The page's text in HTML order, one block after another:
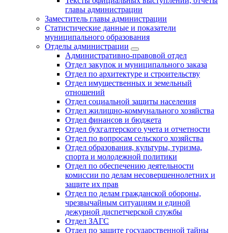
главы администрации
Заместитель главы администрации
Статистические данные и показатели
муниципального образования
Отделы администрации
Административно-правовой отдел
Отдел закупок и муниципального заказа
Отдел по архитектуре и строительству
Отдел имущественных и земельный
отношений
Отдел социальной защиты населения
Отдел жилищно-коммунального хозяйства
Отдел финансов и бюджета
Отдел бухгалтерского учета и отчетности
Отдел по вопросам сельского хозяйства
Отдел образования, культуры, туризма,
спорта и молодежной политики
Отдел по обеспечению деятельности
комиссии по делам несовершеннолетних и
защите их прав
Отдел по делам гражданской обороны,
чрезвычайным ситуациям и единой
дежурной диспетчерской службы
Отдел ЗАГС
Отдел по защите государственной тайны